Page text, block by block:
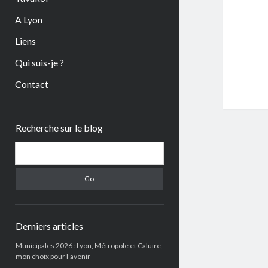
A Lyon
Liens
Qui suis-je ?
Contact
Recherche sur le blog
Derniers articles
Municipales 2026 : Lyon, Métropole et Caluire,
mon choix pour l’avenir